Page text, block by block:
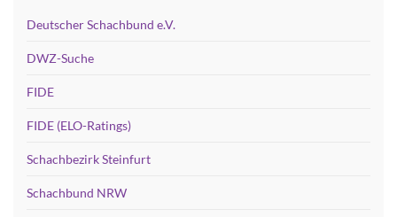
Deutscher Schachbund e.V.
DWZ-Suche
FIDE
FIDE (ELO-Ratings)
Schachbezirk Steinfurt
Schachbund NRW